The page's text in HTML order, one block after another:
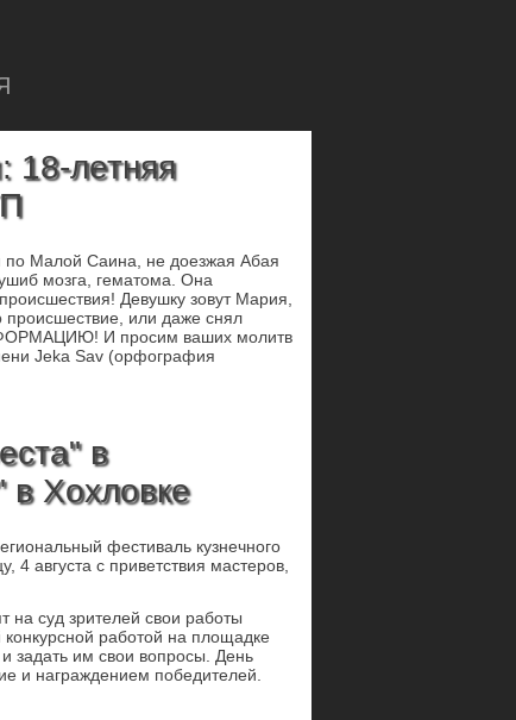
18-летняя
по Малой Саина, не доезжая Абая
мозга, гематома. Она
Девушку зовут Мария,
или даже снял
И просим ваших молитв
Jeka Sav (орфография
в
Хохловке
фестиваль кузнечного
4 августа с приветствия мастеров,
на суд зрителей свои работы
работой на площадке
задать им свои вопросы. День
и награждением победителей.